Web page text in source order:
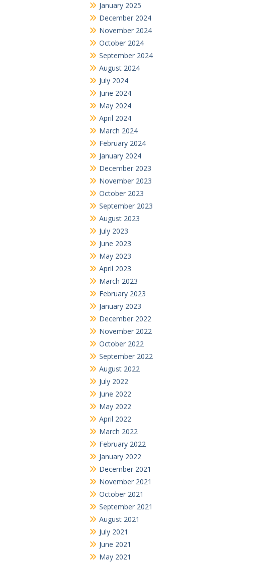
January 2025
December 2024
November 2024
October 2024
September 2024
August 2024
July 2024
June 2024
May 2024
April 2024
March 2024
February 2024
January 2024
December 2023
November 2023
October 2023
September 2023
August 2023
July 2023
June 2023
May 2023
April 2023
March 2023
February 2023
January 2023
December 2022
November 2022
October 2022
September 2022
August 2022
July 2022
June 2022
May 2022
April 2022
March 2022
February 2022
January 2022
December 2021
November 2021
October 2021
September 2021
August 2021
July 2021
June 2021
May 2021